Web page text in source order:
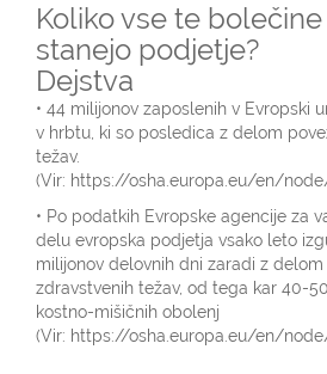
Koliko vse te bolečine
stanejo podjetje?
Dejstva
• 44 milijonov zaposlenih v Evropski
v hrbtu, ki so posledica z delom
težav.
(Vir: https://osha.europa.eu/en/
• Po podatkih Evropske agencije za
delu evropska podjetja vsako leto
milijonov delovnih dni zaradi z delom
zdravstvenih težav, od tega kar 40-
kostno-mišičnih obolenj
(Vir: https://osha.europa.eu/en/